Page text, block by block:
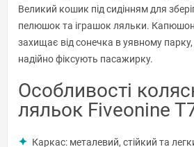
Великий кошик під сидінням для
пелюшок та іграшок ляльки.
захищає від сонечка в уявному парку,
надійно фіксують пасажирку.
Особливості
ляльок Fiveonine
Каркас: металевий, стійкий та